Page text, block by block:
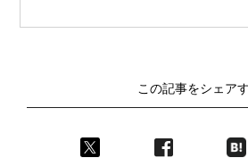
この記事をシェア